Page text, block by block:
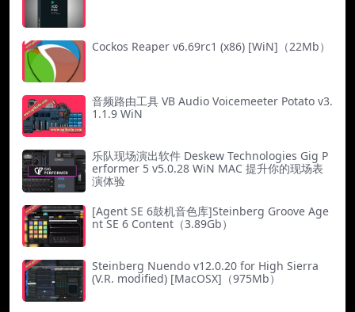
Cockos Reaper v6.69rc1 (x86) [WiN]（22Mb）
音频路由工具 VB Audio Voicemeeter Potato v3.
1.1.9 WiN
乐队现场演出软件 Deskew Technologies Gig P
erformer 5 v5.0.28 WiN MAC 提升你的现场表
演体验
[Agent SE 6鼓机音色库]Steinberg Groove Age
nt SE 6 Content（3.89Gb）
Steinberg Nuendo v12.0.20 for High Sierra
(V.R. modified) [MacOSX]（975Mb）